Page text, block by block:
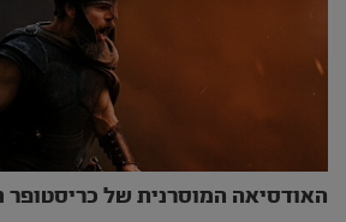
האודסיאה המוסרנית של כריסטופר